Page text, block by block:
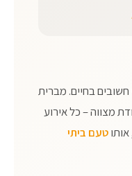
בחיים. מברית
מצווה – כל אירוע
טעם ביתי